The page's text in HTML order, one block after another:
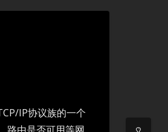
日落 暗化 灰度
IP协议族的一个